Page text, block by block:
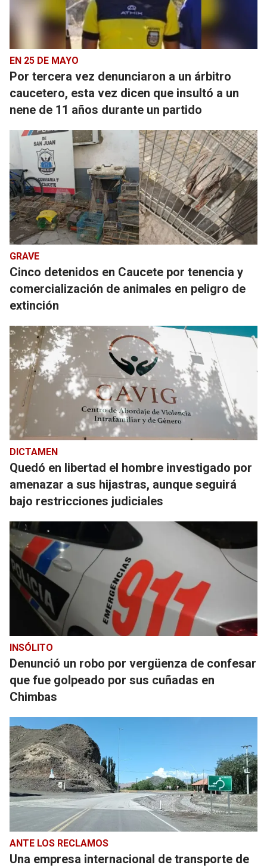
EN 25 DE MAYO
Por tercera vez denunciaron a un árbitro
caucetero, esta vez dicen que insultó a un
nene de 11 años durante un partido
GRAVE
Cinco detenidos en Caucete por tenencia y
comercialización de animales en peligro de
extinción
DICTAMEN
Quedó en libertad el hombre investigado por
amenazar a sus hijastras, aunque seguirá
bajo restricciones judiciales
INSÓLITO
Denunció un robo por vergüenza de confesar
que fue golpeado por sus cuñadas en
Chimbas
ANTE LOS RECLAMOS
Una empresa internacional de transporte de